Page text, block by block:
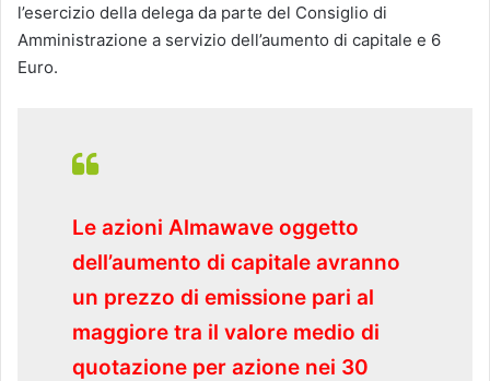
l’esercizio della delega da parte del Consiglio di
Amministrazione a servizio dell’aumento di capitale e 6
Euro.
Le azioni Almawave oggetto
dell’aumento di capitale avranno
un prezzo di emissione pari al
maggiore tra il valore medio di
quotazione per azione nei 30